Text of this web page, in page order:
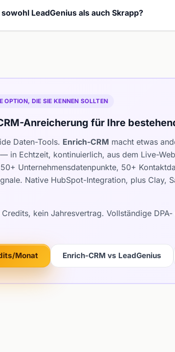
LeadGenius als auch Skrapp?
OPTION, DIE SIE KENNEN SOLLTEN
Anreicherung für Ihre
Daten-Tools. Enrich-CRM macht etwas
in Echtzeit, kontinuierlich, aus dem Live-
Unternehmensdatenpunkte, 50+
Native HubSpot-Integration, plus Clay,
kein Jahresvertrag. Vollständige
Monat Enrich-CRM vs LeadGenius